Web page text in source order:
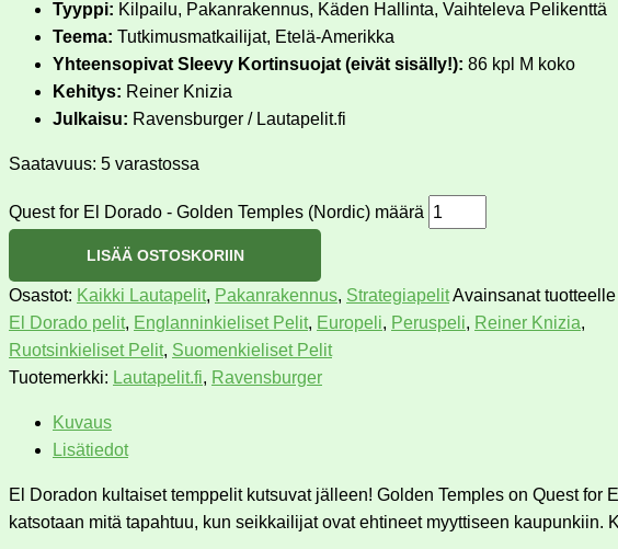
Tyyppi: Kilpailu, Pakanrakennus, Käden Hallinta, Vaihteleva Pelikenttä
Teema: Tutkimusmatkailijat, Etelä-Amerikka
Yhteensopivat Sleevy Kortinsuojat (eivät sisälly!): 86 kpl M koko
Kehitys: Reiner Knizia
Julkaisu: Ravensburger / Lautapelit.fi
Saatavuus: 5 varastossa
Quest for El Dorado - Golden Temples (Nordic) määrä
LISÄÄ OSTOSKORIIN
Osastot: Kaikki Lautapelit, Pakanrakennus, StrategiapelitAvainsanat tuotteelle
El Dorado pelit, Englanninkieliset Pelit, Europeli, Peruspeli, Reiner Knizia,
Ruotsinkieliset Pelit, Suomenkieliset Pelit
Tuotemerkki: Lautapelit.fi, Ravensburger
Kuvaus
Lisätiedot
El Doradon kultaiset temppelit kutsuvat jälleen! Golden Temples on Quest
katsotaan mitä tapahtuu, kun seikkailijat ovat ehtineet myyttiseen